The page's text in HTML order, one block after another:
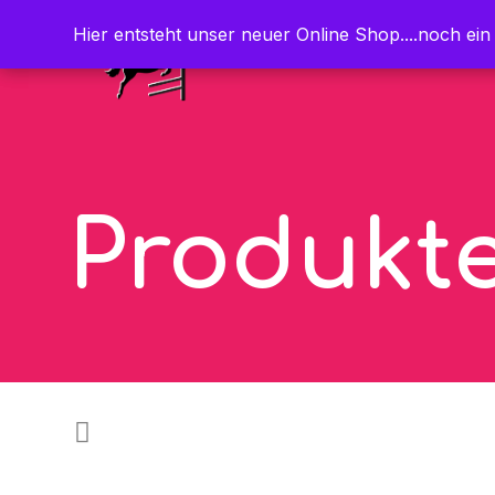
Hier entsteht unser neuer Online Shop....noch
Hier entsteht unser neuer Online Shop....noch